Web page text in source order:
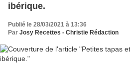
ibérique.
Publié le 28/03/2021 à 13:36
Par Josy Recettes - Christie Rédaction